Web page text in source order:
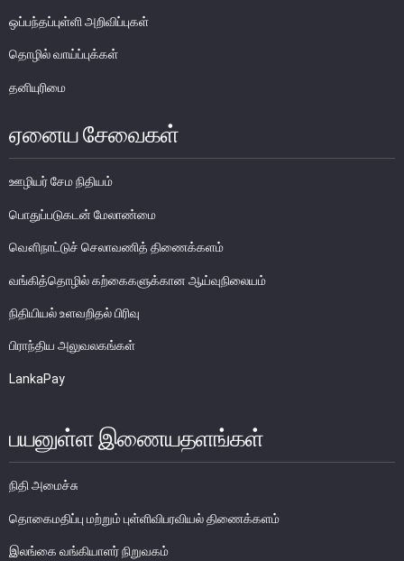
நாணயக் கொள்கை
நிதியியல் முறைமை உறுதிப்பாடு
பொதுநோக்கு
முக்கிய தொழிற்பாடுகள்
வங்கித்தொழில் துறை
வங்கியல்லா நிதியியல் மற்றும் குத்தகைக் கம்பனிகள் துறை
அதிகாரம்பெற்ற பணத்தரகர்கள் ஒழுங்குவிதிகள்
பேரண்ட முன்மதியுடைய கண்காணிப்பு
தீர்மானம்
வைப்புக் காப்புறுதி
நிதியியல் வசதிக்குட்படுத்தல்
நிதியியல் சந்தைகள்
ஒப்பந்தப்புள்ளி அறிவிப்புகள்
தொழில் வாய்ப்புக்கள்
தனியுரிமை
ஏனைய சேவைகள்
ஊழியர் சேம நிதியம்
பொதுப்படுகடன் மேலாண்மை
வௌிநாட்டுச் செலாவணித் திணைக்களம்
வங்கித்தொழில் கற்கைகளுக்கான ஆய்வுநிலையம்
நிதியியல் உளவறிதல் பிரிவு
பிராந்திய அலுவலகங்கள்
LankaPay
பயனுள்ள இணையதளங்கள்
நிதி அமைச்சு
தொகைமதிப்பு மற்றும் புள்ளிவிபரவியல் திணைக்களம்
இலங்கை வங்கியாளர் நிறுவகம்